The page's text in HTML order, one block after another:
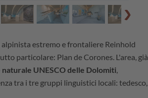
alpinista estremo e frontaliere Reinhold
particolare: Plan de Corones. L'area, già
UNESCO delle Dolomiti,
tra i tre gruppi linguistici locali: tedesco,